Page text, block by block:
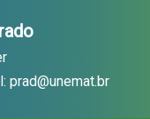
prad@unemat.br